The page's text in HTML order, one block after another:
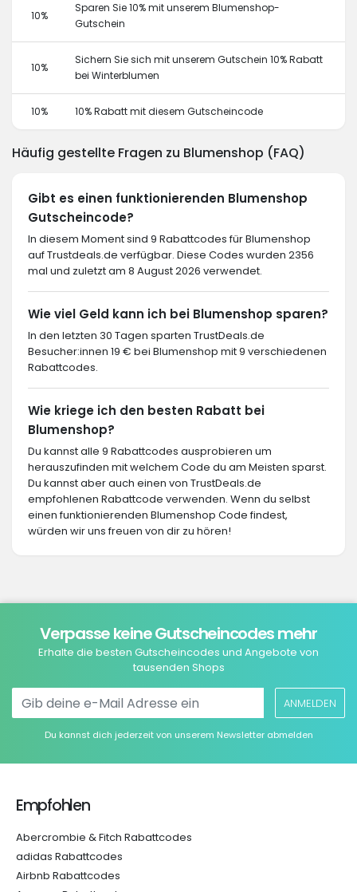
10%
Sparen Sie 10% mit unserem Blumenshop-
Gutschein
10%
Sichern Sie sich mit unserem Gutschein 10% Rabatt
bei Winterblumen
10% 10% Rabatt mit diesem Gutscheincode
Häufig gestellte Fragen zu Blumenshop (FAQ)
Gibt es einen funktionierenden Blumenshop
Gutscheincode?
In diesem Moment sind 9 Rabattcodes für Blumenshop
auf Trustdeals.de verfügbar. Diese Codes wurden 2356
mal und zuletzt am 8 August 2026 verwendet.
Wie viel Geld kann ich bei Blumenshop sparen?
In den letzten 30 Tagen sparten TrustDeals.de
Besucher:innen 19 € bei Blumenshop mit 9 verschiedenen
Rabattcodes.
Wie kriege ich den besten Rabatt bei
Blumenshop?
Du kannst alle 9 Rabattcodes ausprobieren um
herauszufinden mit welchem Code du am Meisten sparst.
Du kannst aber auch einen von TrustDeals.de
empfohlenen Rabattcode verwenden. Wenn du selbst
einen funktionierenden Blumenshop Code findest,
würden wir uns freuen von dir zu hören!
Verpasse keine Gutscheincodes mehr
Erhalte die besten Gutscheincodes und Angebote von
tausenden Shops
ANMELDEN
Du kannst dich jederzeit von unserem Newsletter abmelden
Empfohlen
Abercrombie & Fitch Rabattcodes
adidas Rabattcodes
Airbnb Rabattcodes